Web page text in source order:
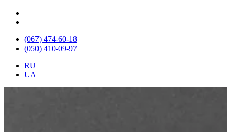
(067) 474-60-18
(050) 410-09-97
RU
UA